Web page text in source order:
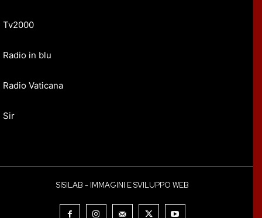
Tv2000
Radio in blu
Radio Vaticana
Sir
SISILAB - IMMAGINI E SVILUPPO WEB